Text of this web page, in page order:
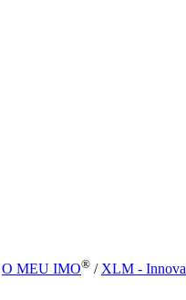
O MEU IMO® / XLM -